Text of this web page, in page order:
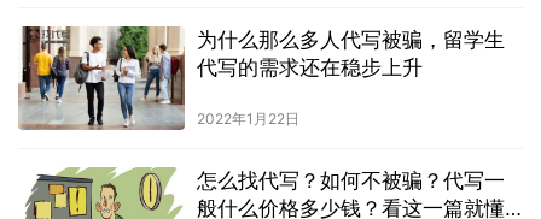
为什么那么多人代写被骗，留学生
代写的需求还在稳步上升
2022年1月22日
怎么找代写？如何不被骗？代写一
般什么价格多少钱？看这一篇就懂